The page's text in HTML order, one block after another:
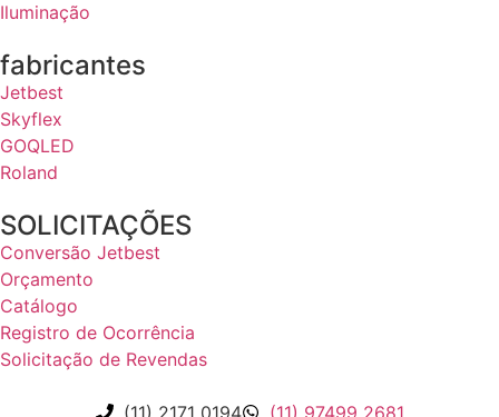
Iluminação
fabricantes
Jetbest
Skyflex
GOQLED
Roland
SOLICITAÇÕES
Conversão Jetbest
Orçamento
Catálogo
Registro de Ocorrência
Solicitação de Revendas